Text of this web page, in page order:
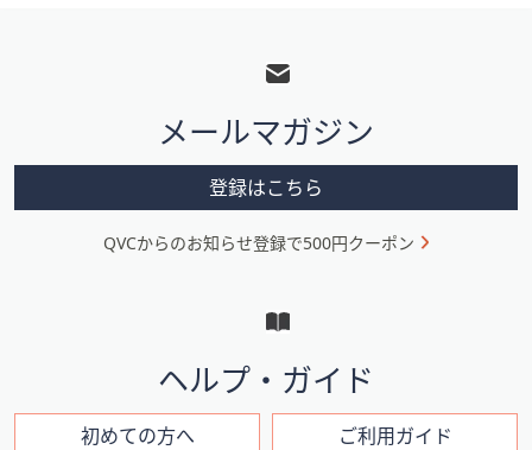
メ
ニ
ン
メールマガジン
登録はこちら
QVCからのお知らせ登録で500円クーポン
ヘルプ・ガイド
初めての方へ ご利用ガイド